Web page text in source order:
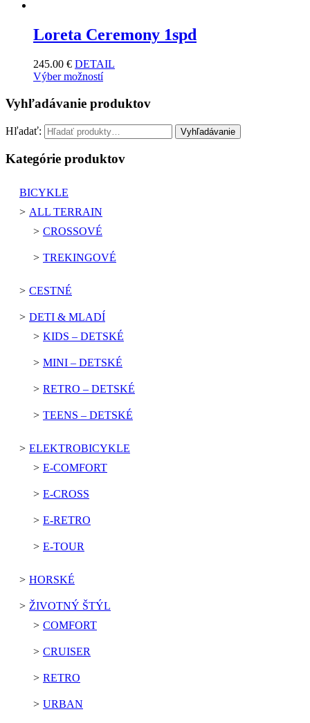
Loreta Ceremony 1spd
245.00 € DETAIL
Výber možností
Vyhľadávanie produktov
Hľadať: Vyhľadávanie
Kategórie produktov
BICYKLE
ALL TERRAIN
CROSSOVÉ
TREKINGOVÉ
CESTNÉ
DETI & MLADÍ
KIDS – DETSKÉ
MINI – DETSKÉ
RETRO – DETSKÉ
TEENS – DETSKÉ
ELEKTROBICYKLE
E-COMFORT
E-CROSS
E-RETRO
E-TOUR
HORSKÉ
ŽIVOTNÝ ŠTÝL
COMFORT
CRUISER
RETRO
URBAN